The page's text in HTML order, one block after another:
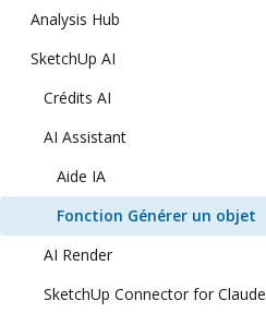
Analysis Hub
SketchUp AI
Crédits AI
AI Assistant
Aide IA
Fonction Générer un objet
AI Render
SketchUp Connector for Claude